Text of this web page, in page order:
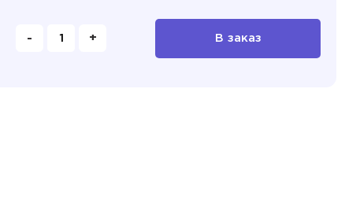
- + В заказ